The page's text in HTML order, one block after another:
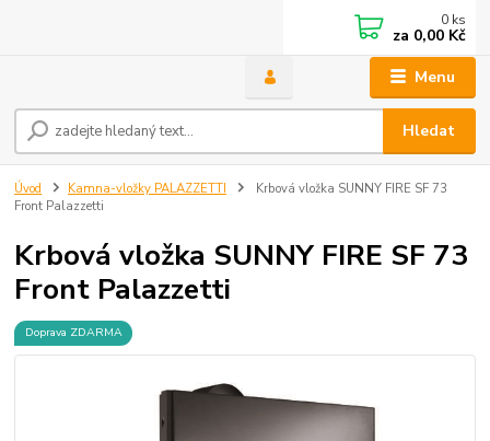
Menu
Hledat
0 ks
za 0,00 Kč
Úvod Kamna-vložky PALAZZETTI
Krbová vložka SUNNY FIRE SF 73
Front Palazzetti
Krbová vložka SUNNY FIRE SF 73
Front Palazzetti
Doprava ZDARMA